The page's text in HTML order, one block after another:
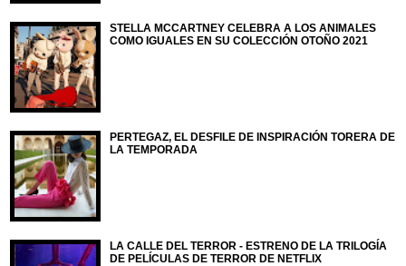
STELLA MCCARTNEY CELEBRA A LOS ANIMALES
COMO IGUALES EN SU COLECCIÓN OTOÑO 2021
PERTEGAZ, EL DESFILE DE INSPIRACIÓN TORERA DE
LA TEMPORADA
LA CALLE DEL TERROR - ESTRENO DE LA TRILOGÍA
DE PELÍCULAS DE TERROR DE NETFLIX